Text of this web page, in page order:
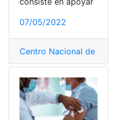
América Estéreo,Radio
07/05/2022
Centro Nacional de